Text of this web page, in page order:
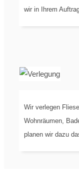
wir in Ihrem
Wir verlegen
Wohnräumen,
planen wir dazu